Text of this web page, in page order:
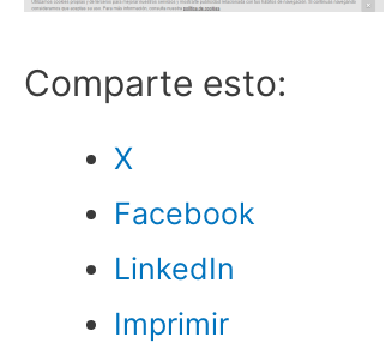
Comparte esto:
X
Facebook
LinkedIn
Imprimir